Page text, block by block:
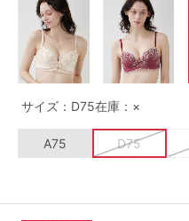
G65 G75
H70 H75
SS M
L LL
S-AB S-CD S-EF
～999円
2,000～2,999円
4,000円～
セールアイテムから探す
セールアイテム
サイズ：D75在庫：×
A75 D75